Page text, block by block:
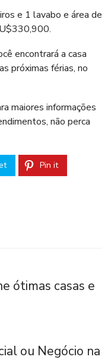
e 1 lavabo e área de
encontrará a casa
próximas férias, no
maiores informações
não perca
Pin it
ótimas casas e
ou Negócio na